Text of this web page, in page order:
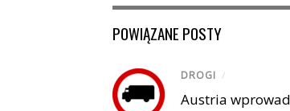
POWIĄZANE POSTY
DROGI /
Austria